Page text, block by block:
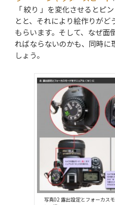
「 絞り 」を変化させるとピ
とと、それにより絵作りがど
もらいます。そして、なぜ面
ればならないのかも、同時に
しょう。
写真02 露出設定とフォーカス